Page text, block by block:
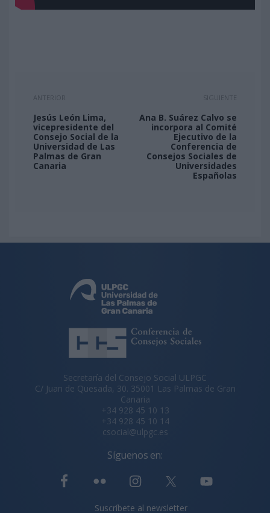
ANTERIOR
Jesús León Lima,
vicepresidente del
Consejo Social de la
Universidad de Las
Palmas de Gran
Canaria
SIGUIENTE
Ana B. Suárez Calvo se
incorpora al Comité
Ejecutivo de la
Conferencia de
Consejos Sociales de
Universidades
Españolas
Secretaría del Consejo Social ULPGC
C/ Juan de Quesada, 30. 35001 Las Palmas de Gran
Canaria
+34 928 45 10 13
+34 928 45 10 14
csocial@ulpgc.es
Síguenos en:
Suscríbete al newsletter